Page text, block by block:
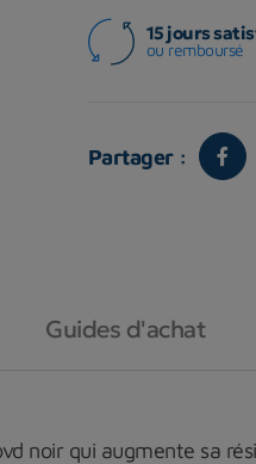
15 jours
ou remboursé
Partager :
Guides d'achat
noir qui augmente sa